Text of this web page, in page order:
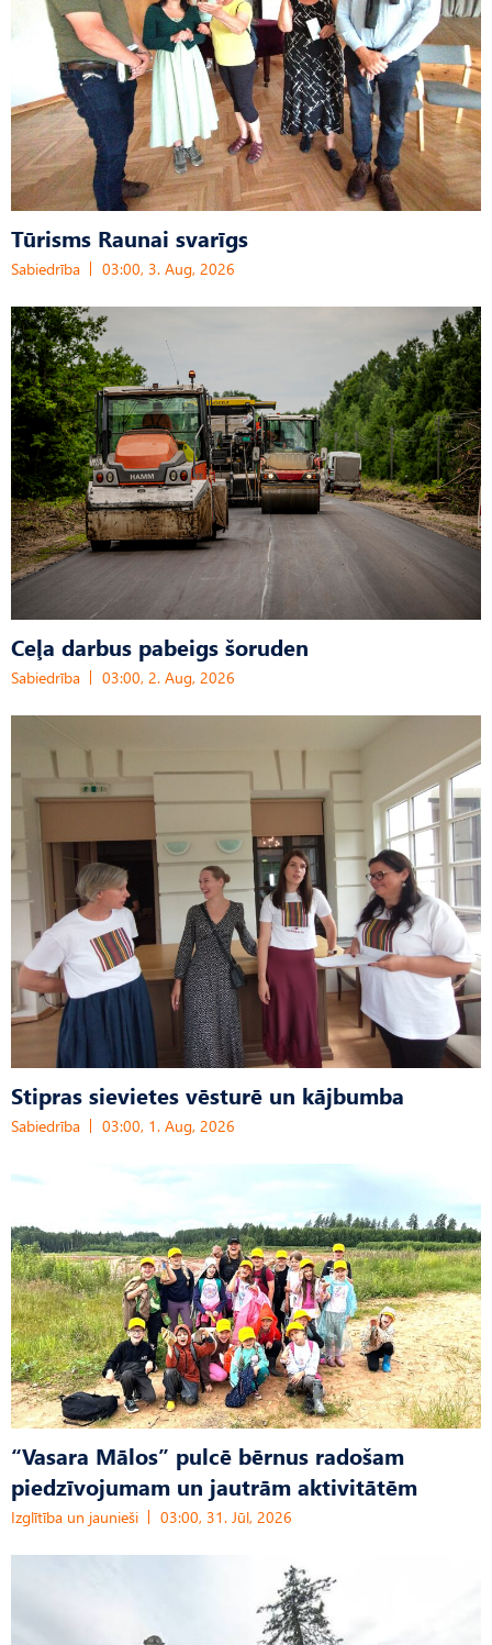
Tūrisms Raunai svarīgs
Sabiedrība 03:00, 3. Aug, 2026
Ceļa darbus pabeigs šoruden
Sabiedrība 03:00, 2. Aug, 2026
Stipras sievietes vēsturē un kājbumba
Sabiedrība 03:00, 1. Aug, 2026
“Vasara Mālos” pulcē bērnus radošam
piedzīvojumam un jautrām aktivitātēm
Izglītība un jaunieši 03:00, 31. Jūl, 2026